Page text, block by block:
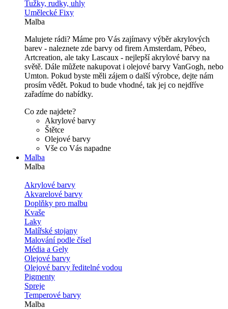
Tužky, rudky, uhly
Umělecké Fixy
Malba
Malujete rádi? Máme pro Vás zajímavy výběr akrylových
barev - naleznete zde barvy od firem Amsterdam, Pébeo,
Artcreation, ale taky Lascaux - nejlepší akrylové barvy na
světě. Dále můžete nakupovat i olejové barvy VanGogh, nebo
Umton. Pokud byste měli zájem o další výrobce, dejte nám
prosím vědět. Pokud to bude vhodné, tak jej co nejdříve
zařadíme do nabídky.
Co zde najdete?
Akrylové barvy
Štětce
Olejové barvy
Vše co Vás napadne
Malba
Malba
Akrylové barvy
Akvarelové barvy
Doplňky pro malbu
Kvaše
Laky
Malířské stojany
Malování podle čísel
Média a Gely
Olejové barvy
Olejové barvy ředitelné vodou
Pigmenty
Spreje
Temperové barvy
Malba